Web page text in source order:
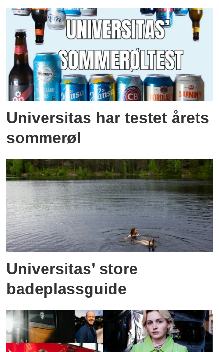
Universitas har testet årets
sommerøl
Universitas’ store
badeplassguide